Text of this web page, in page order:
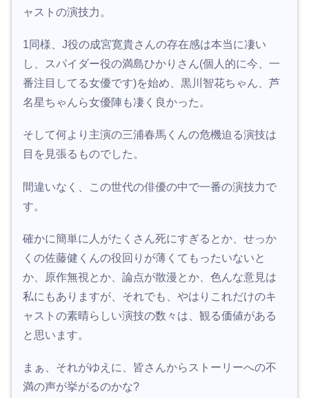
ャストの演技力。
1同様、J役の成宮寛貴さんの存在感は本当に凄い
し、スパイダー役の満島ひかりさん(個人的に今、一
番注目してる女優です)を始め、黒川智花ちゃん、芦
名星ちゃんら女優陣も凄く良かった。
そして何より主演の三浦春馬くんの危機迫る演技は
目を見張るものでした。
間違いなく、この世代の俳優の中で一番の演技力で
す。
確かに簡単に人がたくさん死にすぎるとか、せっか
くの佐藤健くんの役回りが薄くてもったいないと
か、原作無視とか、論点が散漫とか、色んな意見は
私にもありますが、それでも、やはりこれだけのキ
ャストの素晴らしい演技の数々は、観る価値がある
と思います。
まぁ、それがゆえに、皆さんからストーリーへの不
満の声が挙がるのかな?